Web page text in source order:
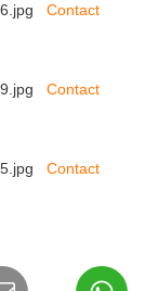
Contact
Contact
Contact